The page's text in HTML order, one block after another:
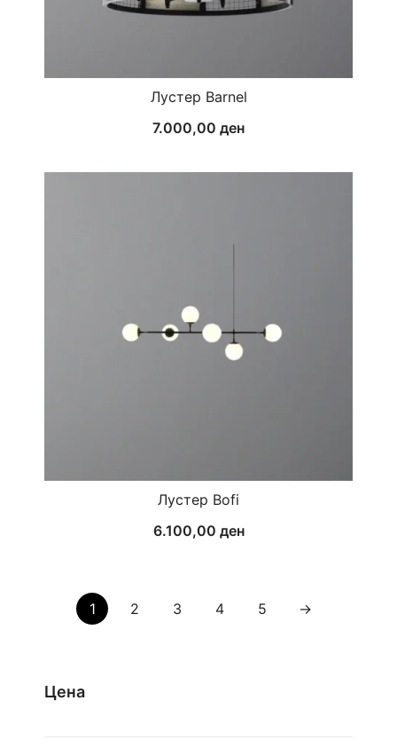
Лустер Barnel
7.000,00 ден
Лустер Bofi
6.100,00 ден
1 2 3 4 5 →
Цена